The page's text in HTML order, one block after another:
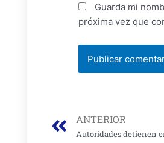
Guarda mi
próxima vez que
Prev
ANTERIOR